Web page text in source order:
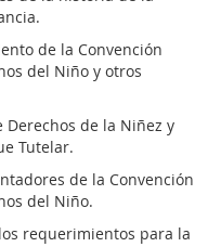
de la Convención
del Niño y otros
de la Niñez y
Tutelar.
de la Convención
del Niño.
requerimientos para la